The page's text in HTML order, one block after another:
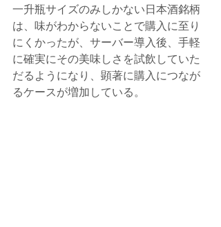
一升瓶サイズのみしかない日本酒銘柄
は、味がわからないことで購入に至り
にくかったが、サーバー導入後、手軽
に確実にその美味しさを試飲していた
だるようになり、顕著に購入につなが
るケースが増加している。